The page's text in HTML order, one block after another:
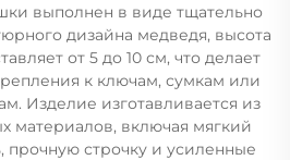
выполнен в виде тщательно
дизайна медведя, высота
от 5 до 10 см, что делает
к ключам, сумкам или
Изделие изготавливается из
материалов, включая мягкий
строчку и усиленные